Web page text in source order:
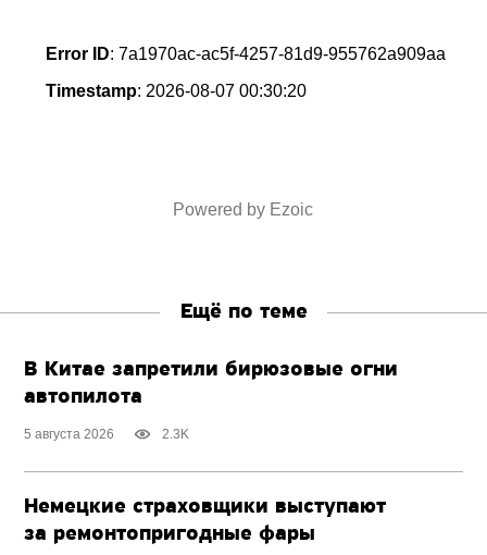
Ещё по теме
В Китае запретили бирюзовые огни
автопилота
5 августа 2026 2.3K
Немецкие страховщики выступают
за ремонтопригодные фары